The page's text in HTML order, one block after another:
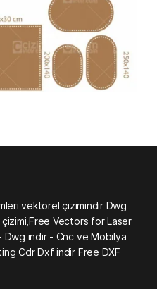
vektörel çizimindir Dwg
Vectors for Laser
indir - Cnc ve Mobilya
Cdr Dxf indir Free DXF